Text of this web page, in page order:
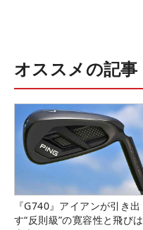
オススメの記事
『G740』アイアンが引き出
す“反則級”の寛容性と飛びは